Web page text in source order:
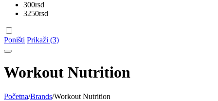
300rsd
3250rsd
Poništi Prikaži (3)
Workout Nutrition
Početna/Brands/Workout Nutrition